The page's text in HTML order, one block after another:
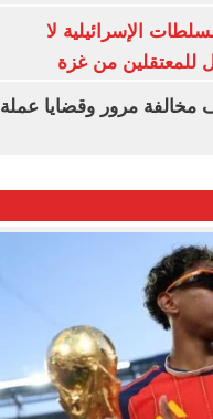
الإسرائيلية لا
للمعتقلين من غزة
تضبط 116 ألف مخالفة مرور وقضايا عملة